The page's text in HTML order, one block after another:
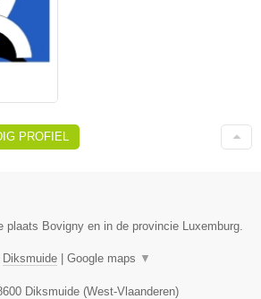
PROFIEL
plaats Bovigny en in de provincie Luxemburg.
Diksmuide Google maps ▼
Diksmuide (West-Vlaanderen)